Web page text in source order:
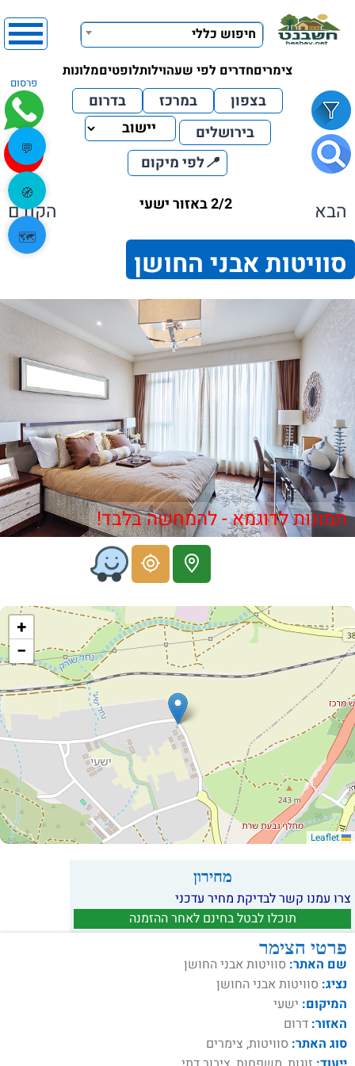
חיפוש כללי
צימריםחדרים לפי שעהוילותלופטיםמלונות
פרסום
בצפון במרכז
בדרום
בירושלים
📍לפי מיקום
הבא 2/2 באזור ישעי הקודם
סוויטות אבני החושן
תמונות לדוגמא - להמחשה בלבד!
+
−
Leaflet
מחירון
צרו עמנו קשר לבדיקת מחיר עדכני
תוכלו לבטל בחינם לאחר ההזמנה
פרטי הצימר
שם האתר: סוויטות אבני החושן
נציג: סוויטות אבני החושן
המיקום: ישעי
האזור: דרום
סוג האתר: סוויטות, צימרים
💬
🧭
🗺️